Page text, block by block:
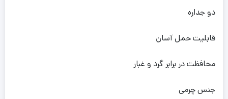
دو جداره
قابلیت حمل آسان
محافظت در برابر گرد و غبار
جنس چرمی